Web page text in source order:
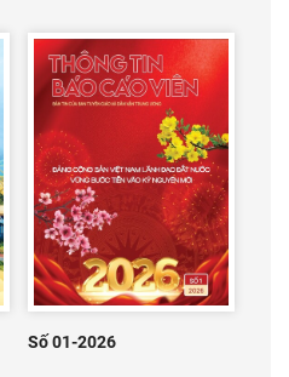
Số 01-2026